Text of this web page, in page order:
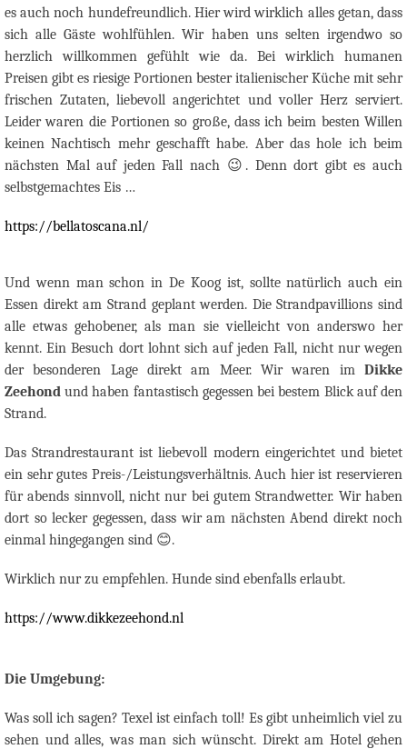
es auch noch hundefreundlich. Hier wird wirklich alles getan, dass
sich alle Gäste wohlfühlen. Wir haben uns selten irgendwo so
herzlich willkommen gefühlt wie da. Bei wirklich humanen
Preisen gibt es riesige Portionen bester italienischer Küche mit sehr
frischen Zutaten, liebevoll angerichtet und voller Herz serviert.
Leider waren die Portionen so große, dass ich beim besten Willen
keinen Nachtisch mehr geschafft habe. Aber das hole ich beim
nächsten Mal auf jeden Fall nach 😉 . Denn dort gibt es auch
selbstgemachtes Eis …
https://bellatoscana.nl/
Und wenn man schon in De Koog ist, sollte natürlich auch ein
Essen direkt am Strand geplant werden. Die Strandpavillions sind
alle etwas gehobener, als man sie vielleicht von anderswo her
kennt. Ein Besuch dort lohnt sich auf jeden Fall, nicht nur wegen
der besonderen Lage direkt am Meer. Wir waren im Dikke
Zeehond und haben fantastisch gegessen bei bestem Blick auf den
Strand.
Das Strandrestaurant ist liebevoll modern eingerichtet und bietet
ein sehr gutes Preis-/Leistungsverhältnis. Auch hier ist reservieren
für abends sinnvoll, nicht nur bei gutem Strandwetter. Wir haben
dort so lecker gegessen, dass wir am nächsten Abend direkt noch
einmal hingegangen sind 😊.
Wirklich nur zu empfehlen. Hunde sind ebenfalls erlaubt.
https://www.dikkezeehond.nl
Die Umgebung:
Was soll ich sagen? Texel ist einfach toll! Es gibt unheimlich viel zu
sehen und alles, was man sich wünscht. Direkt am Hotel gehen